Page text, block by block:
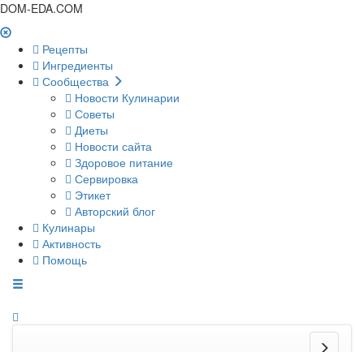
DOM-EDA.COM
Рецепты
Ингредиенты
Сообщества
Новости Кулинарии
Советы
Диеты
Новости сайта
Здоровое питание
Сервировка
Этикет
Авторский блог
Кулинары
Активность
Помощь